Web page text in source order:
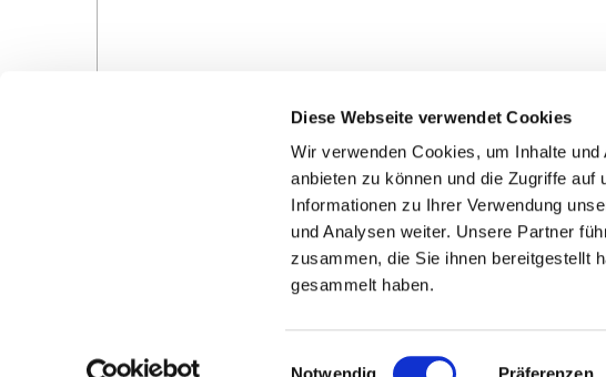
Diese Webseite verwendet Cookies
Wir verwenden Cookies, um Inhalte
anbieten zu können und die Zugriffe
Informationen zu Ihrer Verwendung
und Analysen weiter. Unsere Partner
zusammen, die Sie ihnen bereitgestellt
gesammelt haben.
Notwendig Präferenzen
Veranstaltungen in der
Pfarrei